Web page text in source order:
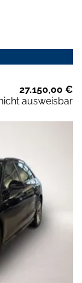
27.150,00 €
ausweisbar